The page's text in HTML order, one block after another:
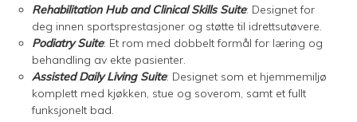
Rehabilitation Hub and Clinical Skills Suite: Designet for
deg innen sportsprestasjoner og støtte til idrettsutøvere.
Podiatry Suite: Et rom med dobbelt formål for læring og
behandling av ekte pasienter.
Assisted Daily Living Suite: Designet som et hjemmemiljø
komplett med kjøkken, stue og soverom, samt et fullt
funksjonelt bad.